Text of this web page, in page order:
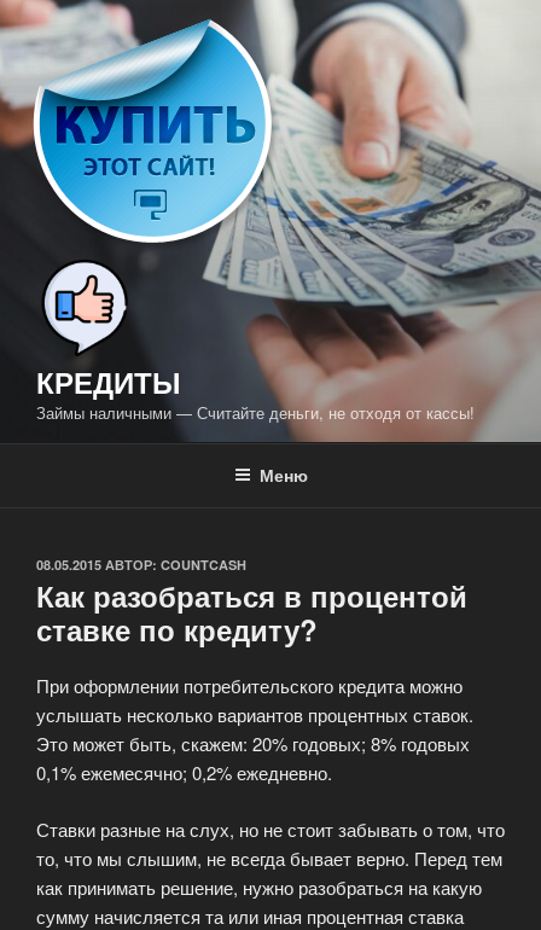
Перейти
содержимому
КРЕДИТЫ
Займы наличными — Считайте деньги, не отходя от кассы!
Меню
ОПУБЛИКОВАНО
08.05.2015 АВТОР: COUNTCASH
Как разобраться в процентой
ставке по кредиту?
При оформлении потребительского кредита можно
услышать несколько вариантов процентных ставок.
Это может быть, скажем: 20% годовых; 8% годовых
0,1% ежемесячно; 0,2% ежедневно.
Ставки разные на слух, но не стоит забывать о том, что
то, что мы слышим, не всегда бывает верно. Перед тем
как принимать решение, нужно разобраться на какую
сумму начисляется та или иная процентная ставка